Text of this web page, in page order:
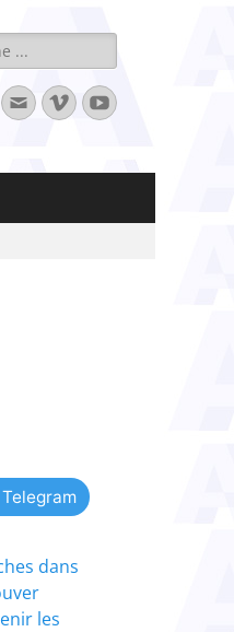
:
Adresse
de
VimeoYouTube
dans
les